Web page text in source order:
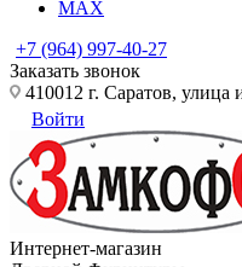
MAX
+7 (964) 997-40-27
Заказать звонок
410012 г. Саратов,
Войти
Интернет-магазин